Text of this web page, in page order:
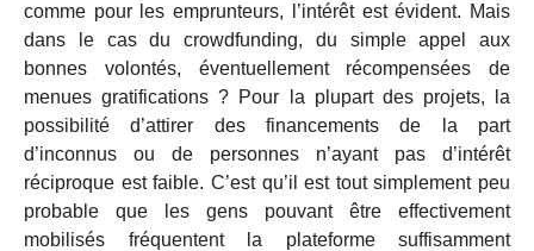
comme pour les emprunteurs, l’intérêt est évident. Mais
dans le cas du crowdfunding, du simple appel aux
bonnes volontés, éventuellement récompensées de
menues gratifications ? Pour la plupart des projets, la
possibilité d’attirer des financements de la part
d’inconnus ou de personnes n’ayant pas d’intérêt
réciproque est faible. C’est qu’il est tout simplement peu
probable que les gens pouvant être effectivement
mobilisés fréquentent la plateforme suffisamment